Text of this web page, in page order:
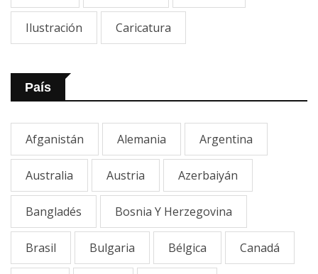
Ilustración Caricatura
País
Afganistán Alemania Argentina
Australia Austria Azerbaiyán
Bangladés Bosnia Y Herzegovina
Brasil Bulgaria Bélgica Canadá